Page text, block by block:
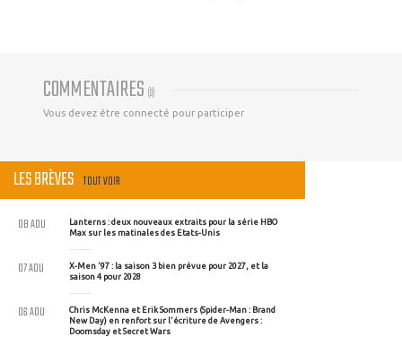
COMMENTAIRES (0)
Vous devez être connecté pour participer
LES BRÈVES TOUT VOIR
Lanterns : deux nouveaux extraits pour la série HBO
Max sur les matinales des Etats-Unis
08 AOU
X-Men '97 : la saison 3 bien prévue pour 2027, et la
saison 4 pour 2028
07 AOU
Chris McKenna et Erik Sommers (Spider-Man : Brand
New Day) en renfort sur l'écriture de Avengers :
Doomsday et Secret Wars
06 AOU